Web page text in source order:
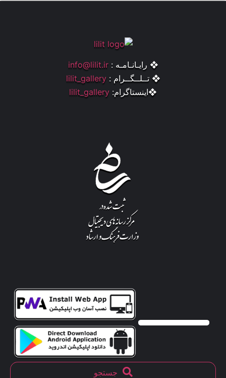
❖ رایـانـامـه : info@lilit.ir
❖ تــلــگــرام : lilit_gallery
❖اینستاگرام: lilit_gallery
جستجو